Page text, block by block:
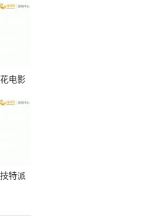
电影
启动
特派